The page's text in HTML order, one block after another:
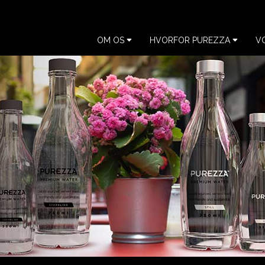
OM OS HVORFOR PUREZZA